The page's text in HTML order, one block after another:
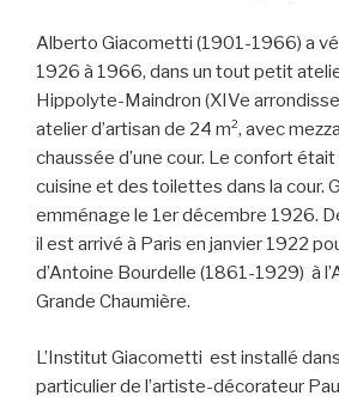
Alberto Giacometti (1901-1966) a
1926 à 1966, dans un tout petit
Hippolyte-Maindron (XIVe
atelier d’artisan de 24 m², avec
chaussée d’une cour. Le confort
cuisine et des toilettes dans la cour.
emménage le 1er décembre 1926.
il est arrivé à Paris en janvier 1922
d’Antoine Bourdelle (1861-1929) à
Grande Chaumière.
L’Institut Giacometti est installé
particulier de l’artiste-décorateur